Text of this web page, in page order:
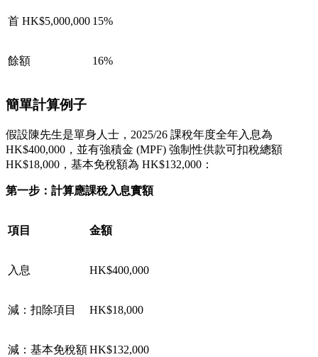
首 HK$5,000,000 15%
餘額 16%
簡單計算例子
假設陳先生是單身人士，2025/26 課稅年度全年入息為
HK$400,000，並有強積金 (MPF) 強制性供款可扣稅總額
HK$18,000，基本免稅額為 HK$132,000：
第一步：計算應課稅入息實額
項目 金額
入息 HK$400,000
減：扣除項目 HK$18,000
減：基本免稅額HK$132,000